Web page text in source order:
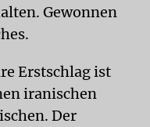
Gewonnen
Erstschlag ist
iranischen
Der